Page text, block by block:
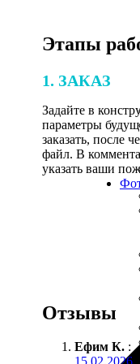
Этапы
1. ЗАКАЗ
Задайте в
параметры
заказать, после
файл. В
указать ваши
Отзывы
Ефим К. :